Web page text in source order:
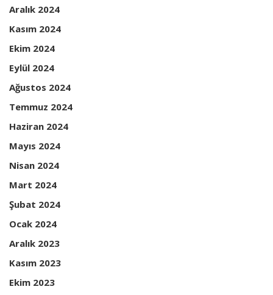
Aralık 2024
Kasım 2024
Ekim 2024
Eylül 2024
Ağustos 2024
Temmuz 2024
Haziran 2024
Mayıs 2024
Nisan 2024
Mart 2024
Şubat 2024
Ocak 2024
Aralık 2023
Kasım 2023
Ekim 2023